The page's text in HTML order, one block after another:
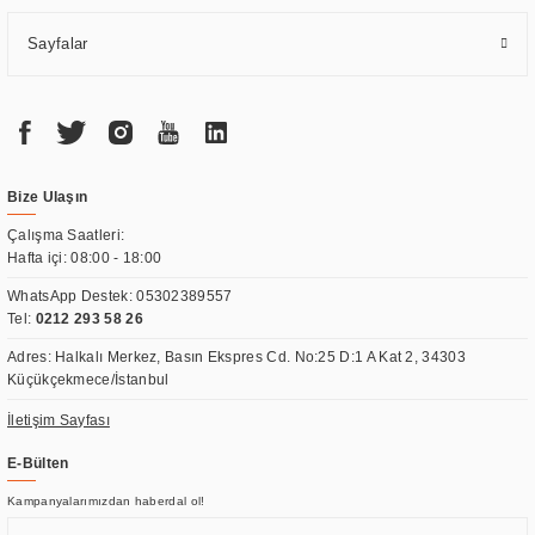
Sayfalar
Bize Ulaşın
Çalışma Saatleri:
Hafta içi: 08:00 - 18:00
WhatsApp Destek:05302389557
Tel: 0212 293 58 26
Adres: Halkalı Merkez, Basın Ekspres Cd. No:25 D:1 A Kat 2, 34303
Küçükçekmece/İstanbul
İletişim Sayfası
E-Bülten
Kampanyalarımızdan haberdal ol!